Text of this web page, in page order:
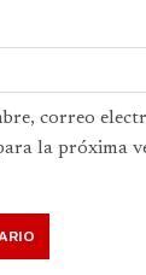
correo
la próxima